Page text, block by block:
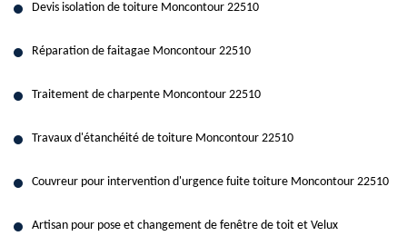
Devis isolation de toiture Moncontour 22510
Réparation de faitagae Moncontour 22510
Traitement de charpente Moncontour 22510
Travaux d'étanchéité de toiture Moncontour 22510
Couvreur pour intervention d'urgence fuite toiture Moncontour 22510
Artisan pour pose et changement de fenêtre de toit et Velux